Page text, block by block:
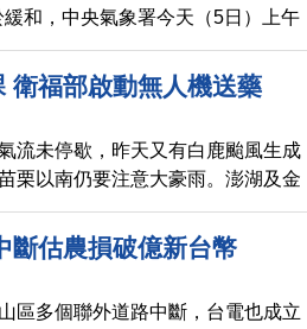
和，中央氣象署今天（5日）上午
點多，再度針對北台灣6縣市發布
園市發布大雷雨即時訊息。
衛福部啟動無人機送藥
流未停歇，昨天又有白鹿颱風生成
栗以南仍要注意大豪雨。澎湖及金
雨或短延時豪雨；今天南投縣、嘉
分地區及學校停班停課。
斷估農損破億新台幣
區多個聯外道路中斷，台電也成立